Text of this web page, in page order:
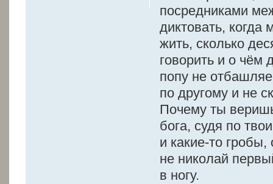
посредниками
диктовать, когда
жить, сколько
говорить и о чём
попу не
по другому и не
Почему ты
бога, судя по
и какие-то
не николай
в ногу.